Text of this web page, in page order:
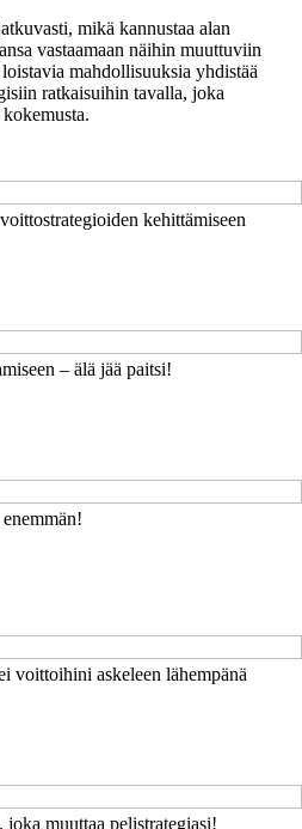
mikä kannustaa alan
vastaamaan näihin muuttuviin
mahdollisuuksia yhdistää
ratkaisuihin tavalla, joka
kehittämiseen
– älä jää paitsi!
voittoihini askeleen lähempänä
muuttaa pelistrategiasi!